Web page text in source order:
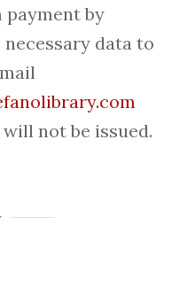
by
data to
not be issued.